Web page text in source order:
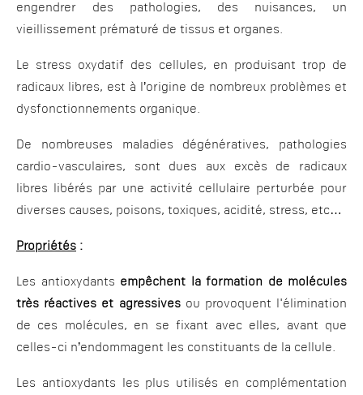
engendrer des pathologies, des nuisances, un
vieillissement prématuré de tissus et organes.
Le stress oxydatif des cellules, en produisant trop de
radicaux libres, est à l’origine de nombreux problèmes et
dysfonctionnements organique.
De nombreuses maladies dégénératives, pathologies
cardio-vasculaires, sont dues aux excès de radicaux
libres libérés par une activité cellulaire perturbée pour
diverses causes, poisons, toxiques, acidité, stress, etc…
Propriétés :
Les antioxydants empêchent la formation de molécules
très réactives et agressives ou provoquent l'élimination
de ces molécules, en se fixant avec elles, avant que
celles-ci n’endommagent les constituants de la cellule.
Les antioxydants les plus utilisés en complémentation